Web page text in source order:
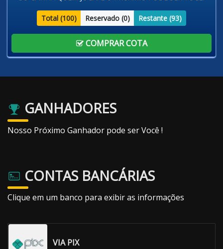
Total (100) Reservado (0) Restante (93)
COMPRAR COTA
GANHADORES
Nosso Próximo Ganhador pode ser Você !
CONTAS BANCÁRIAS
Clique em um banco para exibir as informações
VIA PIX